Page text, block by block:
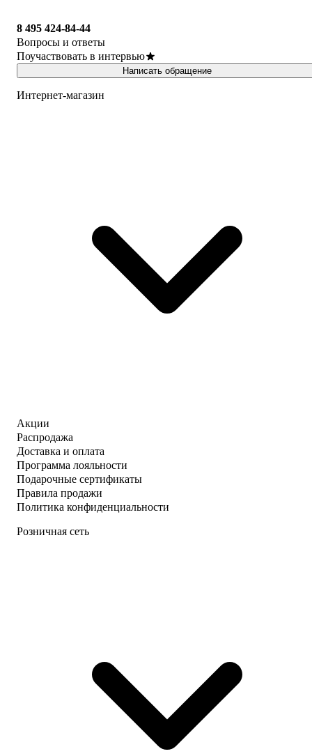
8 495 424-84-44
Вопросы и ответы
Поучаствовать в интервью
Написать обращение
Интернет-магазин
Акции
Распродажа
Доставка и оплата
Программа лояльности
Подарочные сертификаты
Правила продажи
Политика конфиденциальности
Розничная сеть